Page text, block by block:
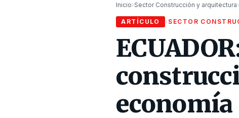
Inicio›Sector Construcción y arquitectura›
ARTÍCULO › SECTOR
economía